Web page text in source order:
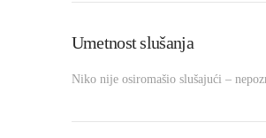
Umetnost slušanja
Niko nije osiromašio slušajući –